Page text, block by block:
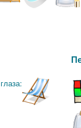
глаза: